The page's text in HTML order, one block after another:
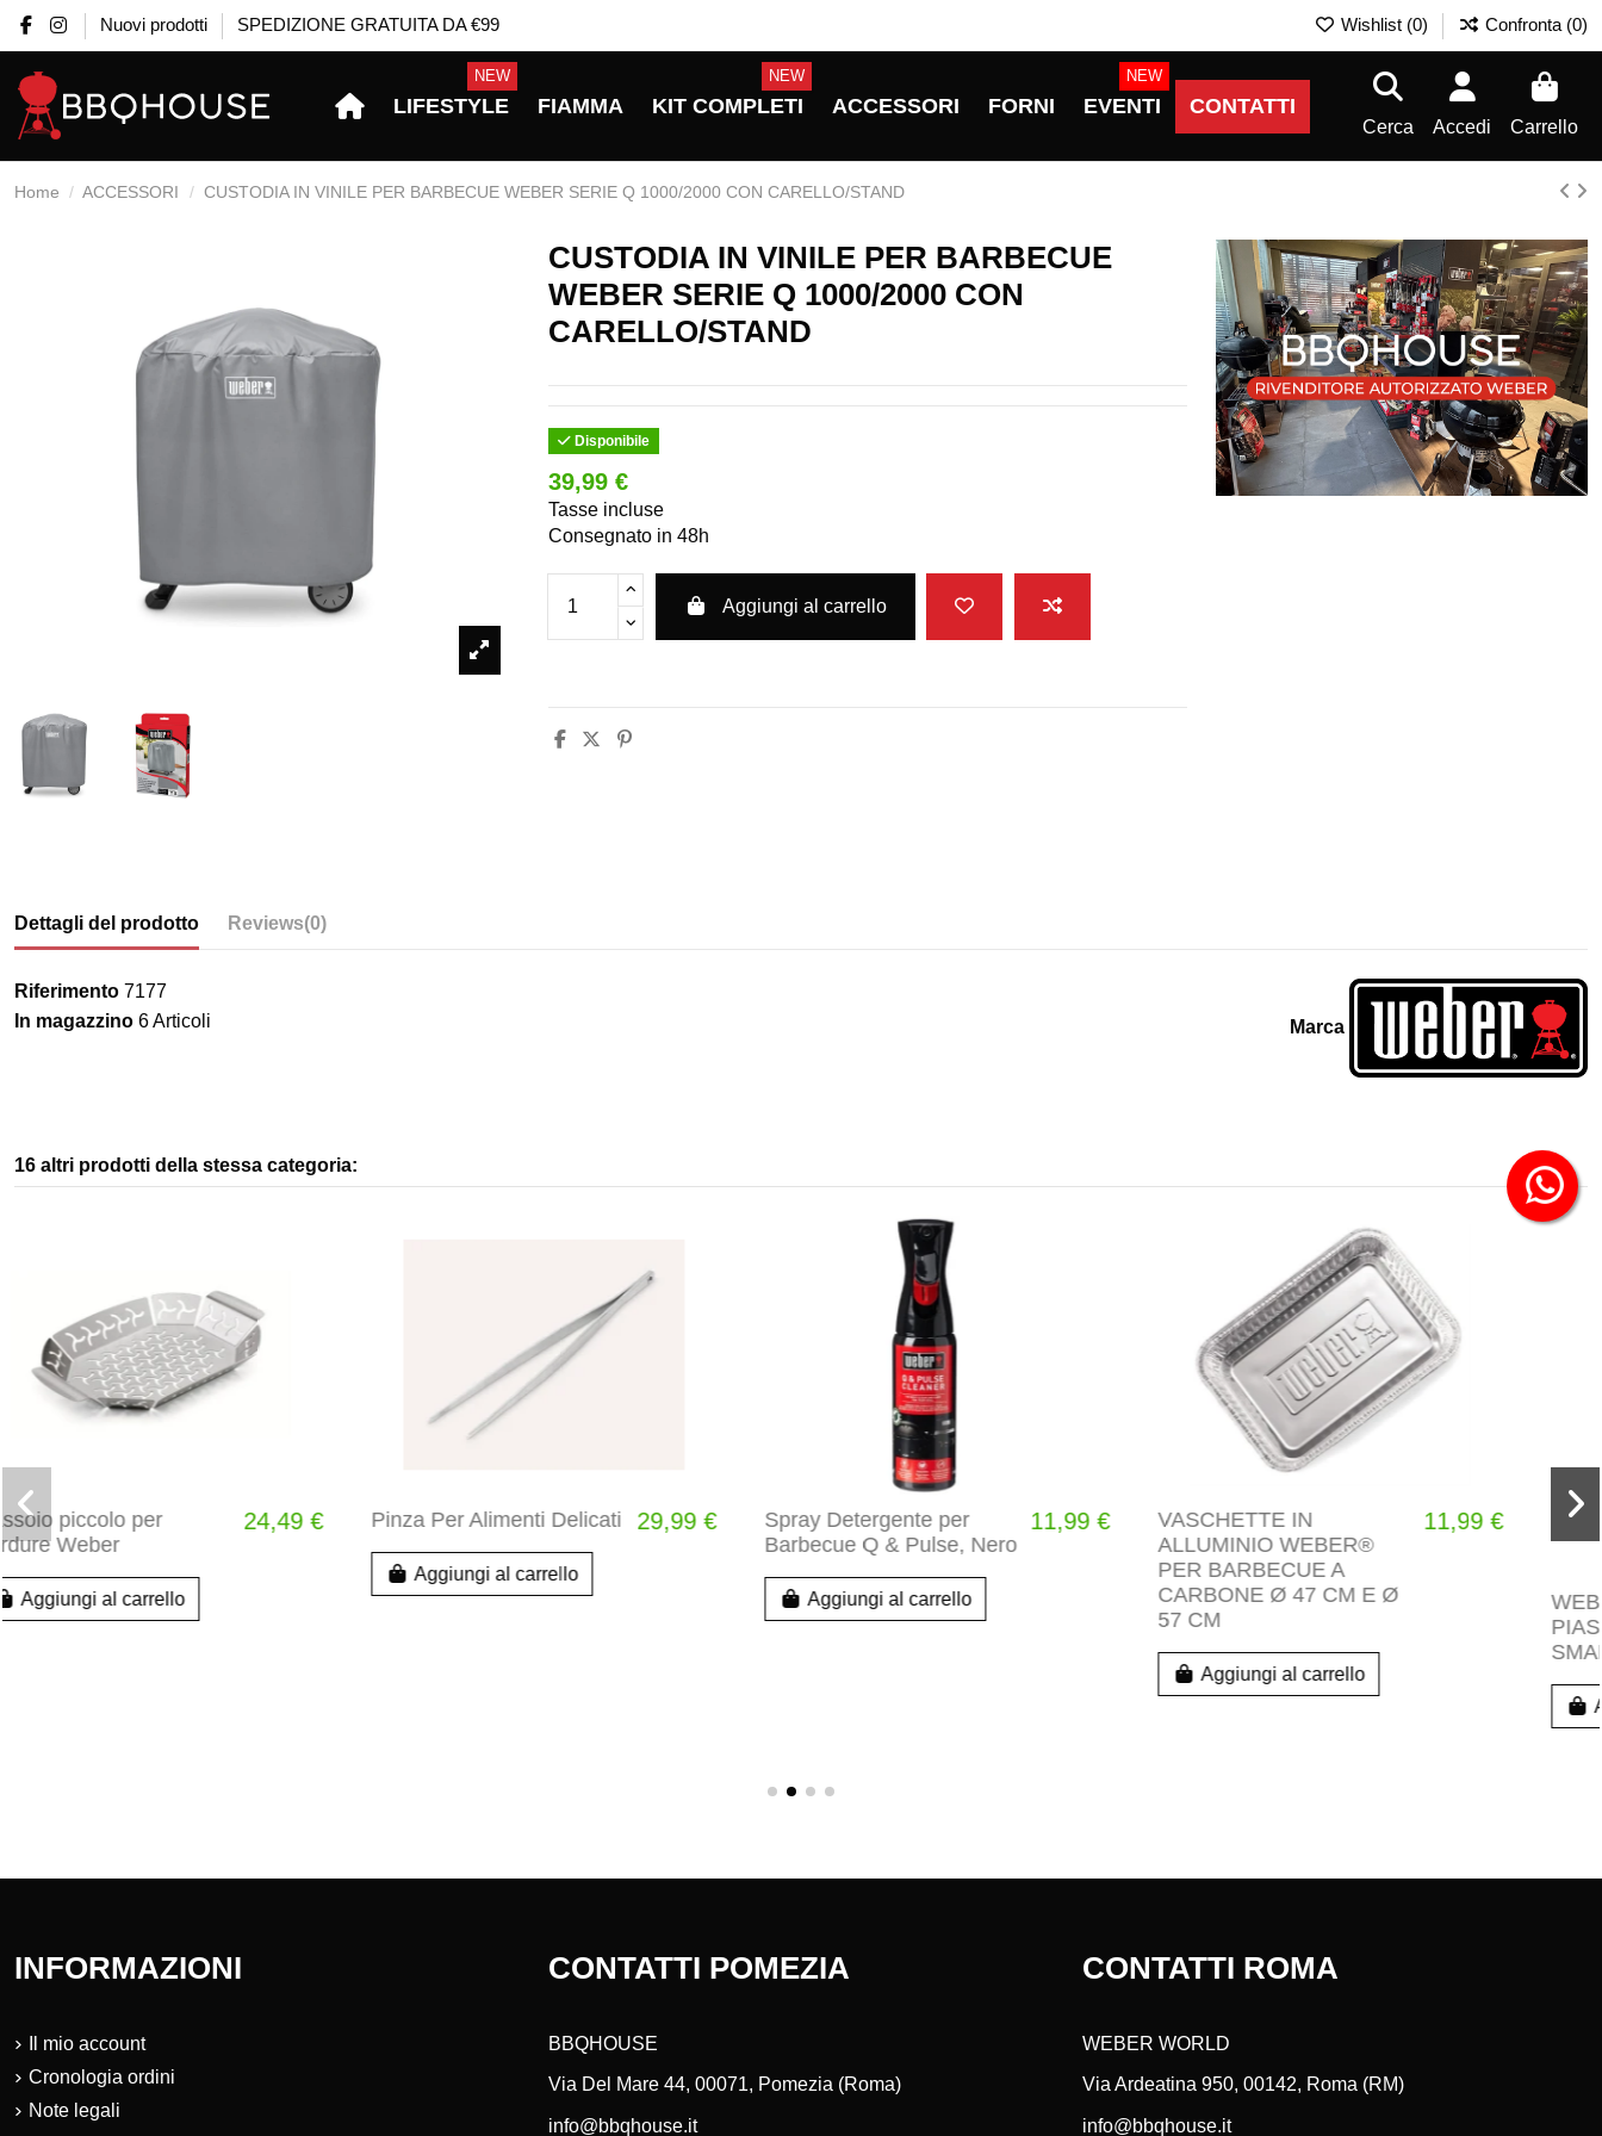
Nuovi prodotti SPEDIZIONE GRATUITA DA €99 Wishlist (0) Confronta (0)
LIFESTYLE
NEW
FIAMMA KIT COMPLETI
NEW
ACCESSORI FORNI EVENTI
NEW
CONTATTI
Cerca Accedi Carrello
Home ACCESSORI CUSTODIA IN VINILE PER BARBECUE WEBER SERIE Q 1000/2000 CON CARELLO/STAND
CUSTODIA IN VINILE PER BARBECUE
WEBER SERIE Q 1000/2000 CON
CARELLO/STAND
Disponibile
39,99 €
Tasse incluse
Consegnato in 48h
Aggiungi al carrello
Dettagli del prodotto Reviews(0)
Marca
Riferimento 7177
In magazzino 6 Articoli
16 altri prodotti della stessa categoria:
WEBER CRAFTED -
PIASTRA DA FORNO
99,99 €
Aggiungi al carrello
SUPPORTO PER
Ripiani per Weber Q serie
1000
59,99 € Rotella taglia pizza Weber 29,90 €
Aggiungi al carrello
INFORMAZIONI
Il mio account
Cronologia ordini
Note legali
CONTATTI POMEZIA
BBQHOUSE
Via Del Mare 44, 00071, Pomezia (Roma)
info@bbqhouse.it
CONTATTI ROMA
WEBER WORLD
Via Ardeatina 950, 00142, Roma (RM)
info@bbqhouse.it